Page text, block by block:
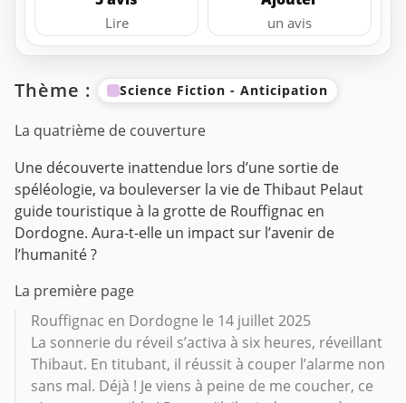
Lire un avis
Thème : Science Fiction - Anticipation
La quatrième de couverture
Une découverte inattendue lors d’une sortie de
spéléologie, va bouleverser la vie de Thibaut Pelaut
guide touristique à la grotte de Rouffignac en
Dordogne. Aura-t-elle un impact sur l’avenir de
l’humanité ?
La première page
Rouffignac en Dordogne le 14 juillet 2025
La sonnerie du réveil s’activa à six heures, réveillant
Thibaut. En titubant, il réussit à couper l’alarme non
sans mal. Déjà ! Je viens à peine de me coucher, ce